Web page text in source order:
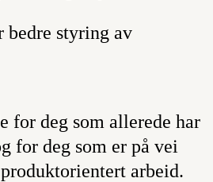
bedre styring av
for deg som allerede har
for deg som er på vei
arbeid.